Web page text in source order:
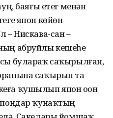
баяғы етег менән
япон көйөн
– Нискава-сан –
абруйлы кешеһе
булараҡ саҡырылған,
саҡырып та
ҡушылып япон оҙон
ҡунаҡтың